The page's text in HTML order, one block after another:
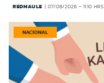
REDMAULE 07/08/2026 - 11:10 HRS
NACIONAL